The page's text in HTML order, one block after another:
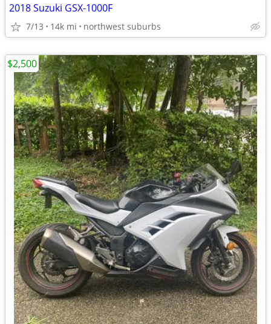
2018 Suzuki GSX-1000F
7/13 14k mi northwest suburbs
$2,500